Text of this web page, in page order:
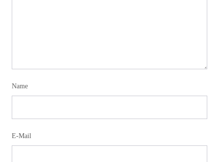
Name
E-Mail